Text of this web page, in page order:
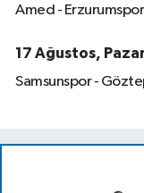
Amed - Erzurumspor
17 Ağustos,
Samsunspor -